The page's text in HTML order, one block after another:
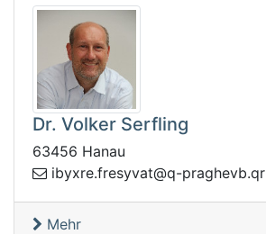
Dr. Volker Serfling
63456 Hanau
rq.bveh
garp-q@tavyserf.erxybi
Mehr